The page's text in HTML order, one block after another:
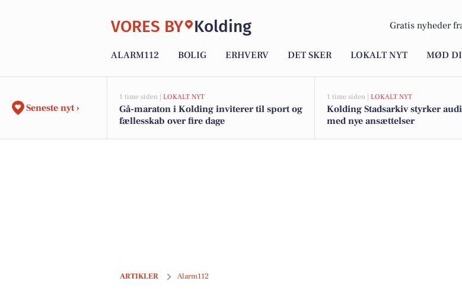
VORES BY Kolding Gratis nyheder
ALARM112 BOLIG ERHVERV DET SKER LOKALT NYT MØD
Seneste nyt ›
1 time siden | LOKALT NYT
Gå-maraton i Kolding inviterer til sport og
fællesskab over fire dage
1 time siden | LOKALT NYT
Kolding Stadsarkiv styrker
med nye ansættelser
ARTIKLER Alarm112
Fire personer får fængselsdomme for hjemmerøveri med pistol og forsøg på at køre fra politiet